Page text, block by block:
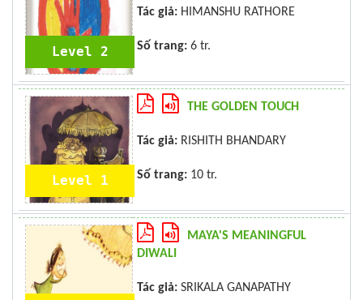
Level 2
Tác giả: HIMANSHU RATHORE
Số trang: 6 tr.
Level 1
THE GOLDEN TOUCH
Tác giả: RISHITH BHANDARY
Số trang: 10 tr.
MAYA'S MEANINGFUL
DIWALI
Tác giả: SRIKALA GANAPATHY